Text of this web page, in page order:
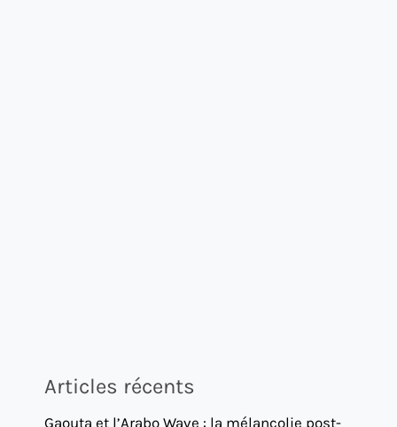
Articles récents
Gaouta et l’Arabo Wave : la mélancolie post-